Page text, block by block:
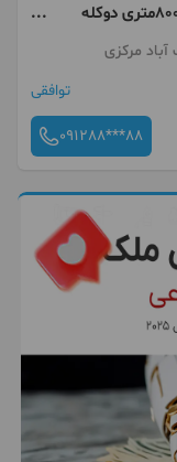
مشارکت خرید ۸۰۰متری دوکله
مرکزی
توافقی
091288***88